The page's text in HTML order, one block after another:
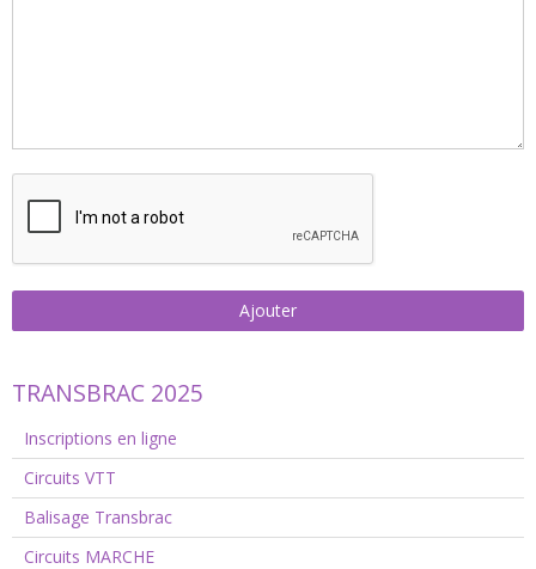
Ajouter
TRANSBRAC 2025
Inscriptions en ligne
Circuits VTT
Balisage Transbrac
Circuits MARCHE